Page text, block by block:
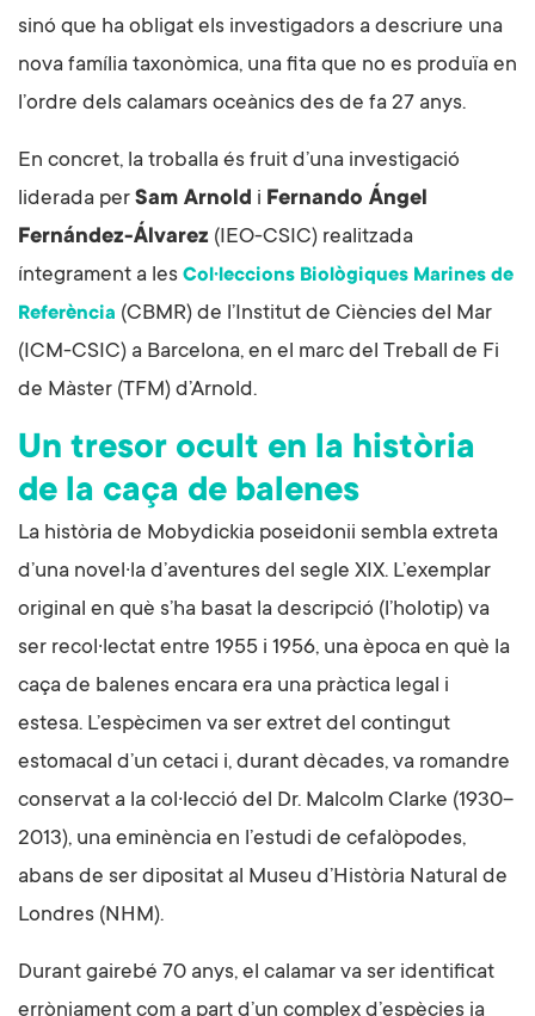
sinó que ha obligat els investigadors a descriure una
nova família taxonòmica, una fita que no es produïa en
l’ordre dels calamars oceànics des de fa 27 anys.
En concret, la troballa és fruit d’una investigació
liderada per Sam Arnold i Fernando Ángel
Fernández-Álvarez (IEO-CSIC) realitzada
íntegrament a les Col·leccions Biològiques Marines de
Referència (CBMR) de l’Institut de Ciències del Mar
(ICM-CSIC) a Barcelona, en el marc del Treball de Fi
de Màster (TFM) d’Arnold.
Un tresor ocult en la història
de la caça de balenes
La història de Mobydickia poseidonii sembla extreta
d’una novel·la d’aventures del segle XIX. L’exemplar
original en què s’ha basat la descripció (l’holotip) va
ser recol·lectat entre 1955 i 1956, una època en què la
caça de balenes encara era una pràctica legal i
estesa. L’espècimen va ser extret del contingut
estomacal d’un cetaci i, durant dècades, va romandre
conservat a la col·lecció del Dr. Malcolm Clarke (1930–
2013), una eminència en l’estudi de cefalòpodes,
abans de ser dipositat al Museu d’Història Natural de
Londres (NHM).
Durant gairebé 70 anys, el calamar va ser identificat